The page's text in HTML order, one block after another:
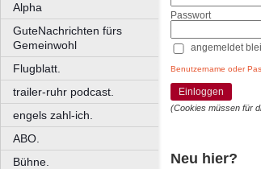
Alpha
GuteNachrichten fürs
Gemeinwohl
Flugblatt.
trailer-ruhr podcast.
engels zahl-ich.
ABO.
Bühne.
Passwort
angemeldet
Benutzername oder
Einloggen
(Cookies müssen für
Neu hier?